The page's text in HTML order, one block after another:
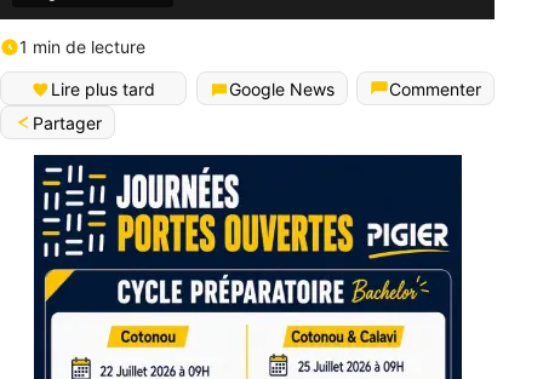
1 min de lecture
Lire plus tard Google News
Commenter
Partager